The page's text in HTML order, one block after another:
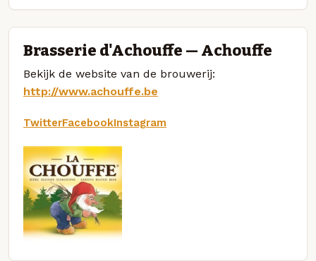
Brasserie d'Achouffe — Achouffe
Bekijk de website van de brouwerij:
http://www.achouffe.be
TwitterFacebookInstagram